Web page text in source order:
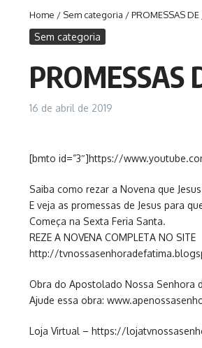
Home / Sem categoria /PROMESSAS DE
Sem categoria
PROMESSAS
16 de abril de 2019
[bmto id=”3″]https://
Saiba como rezar a Novena que
E veja as promessas de Jesus para
Começa na Sexta Feria Santa.
REZE A NOVENA COMPLETA NO SITE
http://
Obra do Apostolado Nossa Senhora
Ajude essa obra:
Loja Virtual – https://